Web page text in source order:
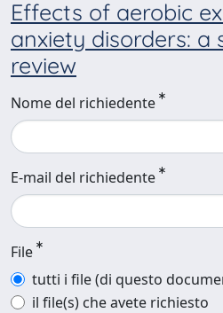
Effects of aerobic
anxiety disorders: a
review
Nome del richiedente
E-mail del richiedente
File
tutti i file (di questo
il file(s) che avete richiesto